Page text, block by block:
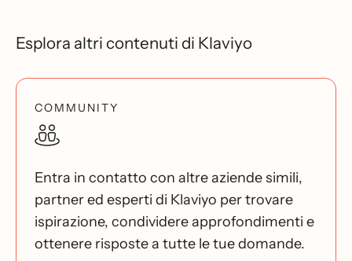
Esplora altri contenuti di Klaviyo
COMMUNITY
Entra in contatto con altre aziende simili,
partner ed esperti di Klaviyo per trovare
ispirazione, condividere approfondimenti e
ottenere risposte a tutte le tue domande.